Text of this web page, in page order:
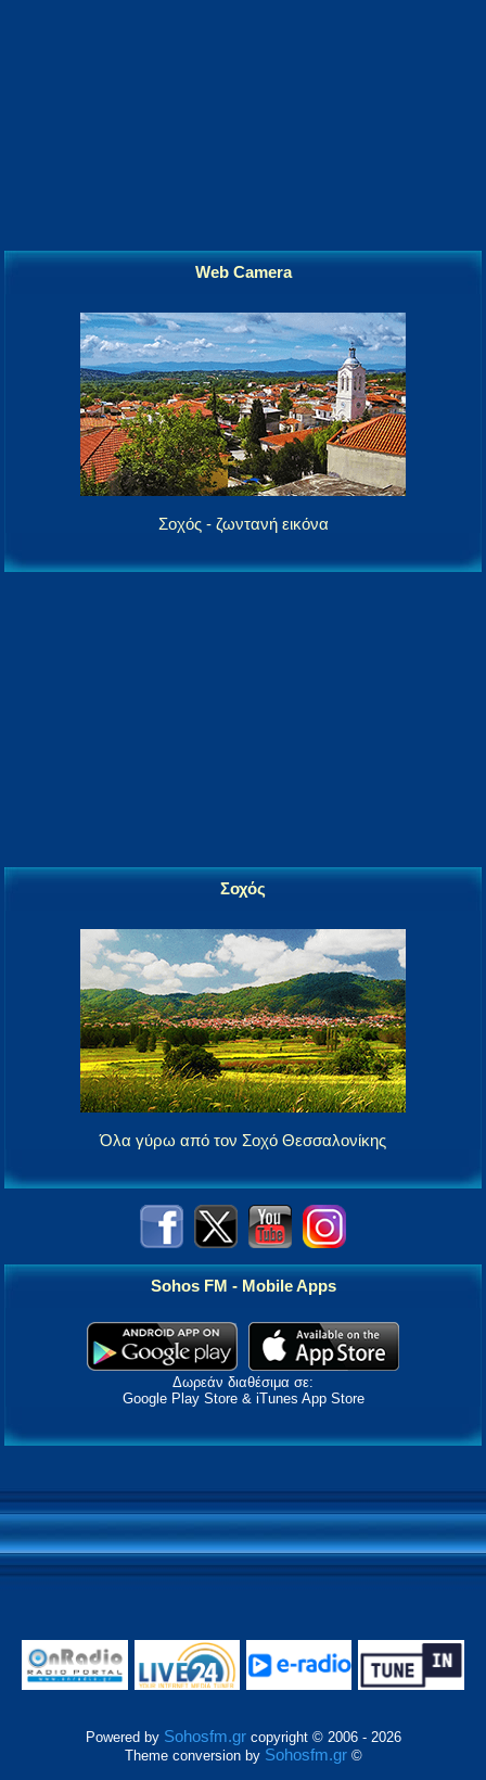
Web Camera
Σοχός - ζωντανή εικόνα
Σοχός
Όλα γύρω από τον Σοχό Θεσσαλονίκης
Sohos FM - Mobile Apps
Δωρεάν διαθέσιμα σε:
Google Play Store & iTunes App Store
Powered by Sohosfm.grcopyright © 2006 - 2026
Theme conversion by Sohosfm.gr©